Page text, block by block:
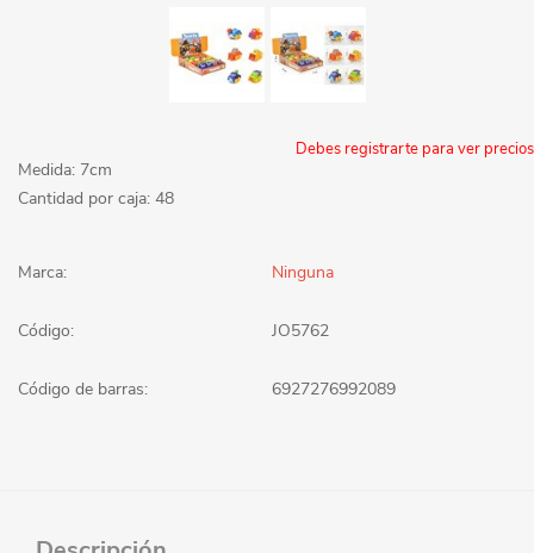
Debes registrarte para ver precios
Medida: 7cm
Cantidad por caja: 48
Marca: Ninguna
Código: JO5762
Código de barras: 6927276992089